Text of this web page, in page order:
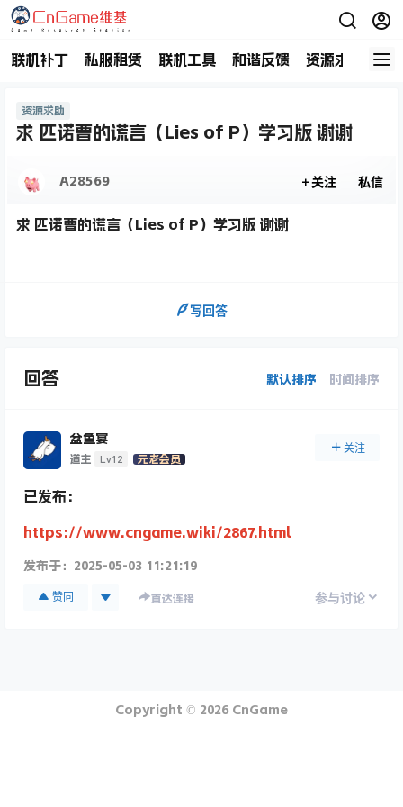
联机补丁 私服租赁 联机工具 和谐反馈 资源求助 商
资源求助
求 匹诺曹的谎言（Lies of P）学习版 谢谢
A28569 关注 私信
求 匹诺曹的谎言（Lies of P）学习版 谢谢
写回答
回答 默认排序 时间排序
盆鱼宴
道主 Lv12 元老会员
关注
已发布：
https://www.cngame.wiki/2867.html
发布于： 2025-05-03 11:21:19
赞同 直达连接 参与讨论
Copyright © 2026 CnGame